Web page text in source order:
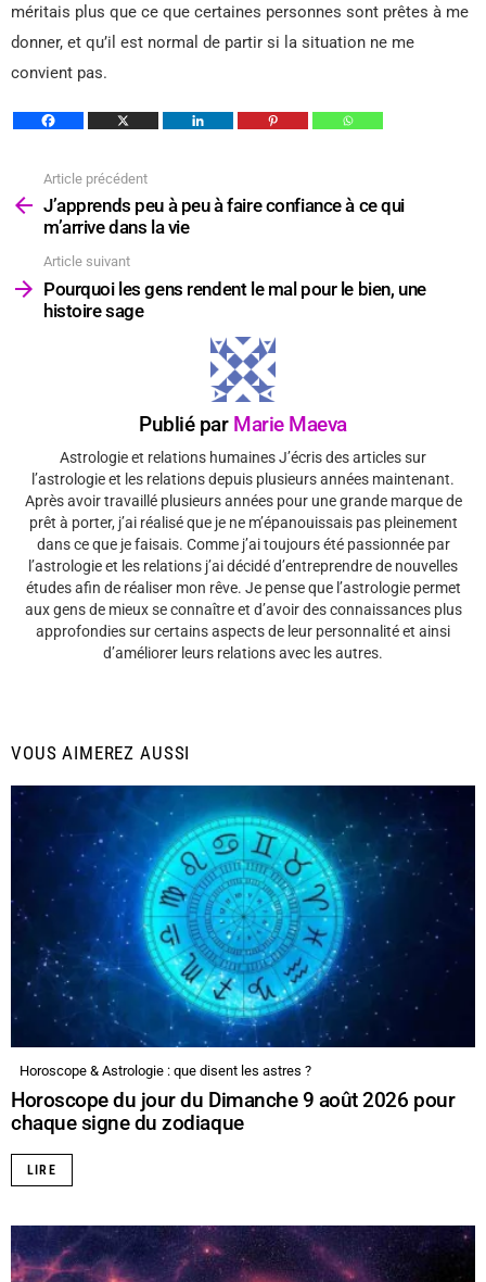
méritais plus que ce que certaines personnes sont prêtes à me
donner, et qu’il est normal de partir si la situation ne me
convient pas.
plus
Article précédent
J’apprends peu à peu à faire confiance à ce qui
m’arrive dans la vie
Article suivant
Pourquoi les gens rendent le mal pour le bien, une
histoire sage
Publié par Marie Maeva
Astrologie et relations humaines J’écris des articles sur
l’astrologie et les relations depuis plusieurs années maintenant.
Après avoir travaillé plusieurs années pour une grande marque de
prêt à porter, j’ai réalisé que je ne m’épanouissais pas pleinement
dans ce que je faisais. Comme j’ai toujours été passionnée par
l’astrologie et les relations j’ai décidé d’entreprendre de nouvelles
études afin de réaliser mon rêve. Je pense que l’astrologie permet
aux gens de mieux se connaître et d’avoir des connaissances plus
approfondies sur certains aspects de leur personnalité et ainsi
d’améliorer leurs relations avec les autres.
VOUS AIMEREZ AUSSI
Horoscope & Astrologie : que disent les astres ?
Horoscope du jour du Dimanche 9 août 2026 pour
chaque signe du zodiaque
LIRE